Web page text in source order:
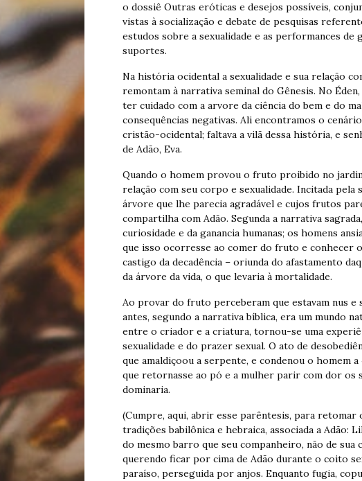
o dossiê Outras eróticas e desejos possíveis,
vistas à socialização e debate de pesquisas
estudos sobre a sexualidade e as performances de
suportes.
Na história ocidental a sexualidade e sua relação
remontam à narrativa seminal do Gênesis. No
ter cuidado com a arvore da ciência do bem e do
consequências negativas. Ali encontramos o
cristão-ocidental; faltava a vilã dessa história, e
de Adão, Eva.
Quando o homem provou o fruto proibido no
relação com seu corpo e sexualidade. Incitada
árvore que lhe parecia agradável e cujos frutos
compartilha com Adão. Segunda a narrativa
curiosidade e da ganancia humanas; os homens
que isso ocorresse ao comer do fruto e conhecer
castigo da decadência – oriunda do afastamento
da árvore da vida, o que levaria à mortalidade.
Ao provar do fruto perceberam que estavam nus e
antes, segundo a narrativa bíblica, era um mundo
entre o criador e a criatura, tornou-se uma
sexualidade e do prazer sexual. O ato de
que amaldiçoou a serpente, e condenou o homem
que retornasse ao pó e a mulher parir com dor os
dominaria.
(Cumpre, aqui, abrir esse parêntesis, para
tradições babilônica e hebraica, associada a
do mesmo barro que seu companheiro, não de sua
querendo ficar por cima de Adão durante o coito
paraíso, perseguida por anjos. Enquanto fugia,